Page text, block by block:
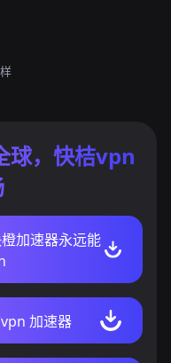
球，快桔vpn
加速器永远能
加速器